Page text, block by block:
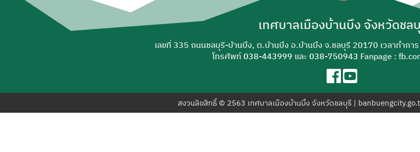
เทศบาลเมืองบ้านบึง จังหวัดชล
เลขที่ 335 ถนนชลบุรี-บ้านบึง, ต.บ้านบึง อ.บ้านบึง จ.ชลบุรี 20170 เวลาทำก
โทรศัพท์038-443999 และ038-750943 Fanpage :
สงวนลิขสิทธิ์ © 2563 เทศบาลเมืองบ้านบึง จังหวัดชลบุรี |